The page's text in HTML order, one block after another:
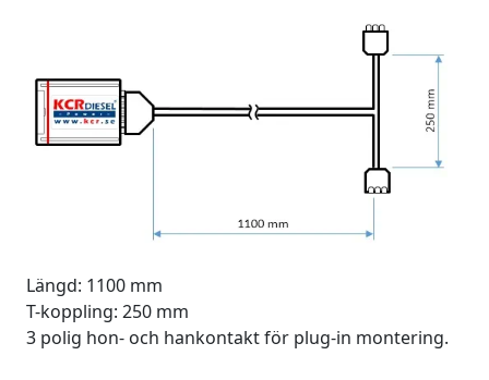
Längd: 1100 mm
T-koppling: 250 mm
3 polig hon- och hankontakt för plug-in montering.